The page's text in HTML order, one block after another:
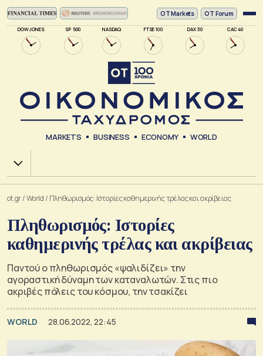
DOW JONES SP 500 NASDAQ FTSE 100 DAX 30 CAC 40
ΟΤ Markets OT Forum
MARKETS BUSINESS ECONOMY WORLD
Χ.Α.
ot.gr/World / Πληθωρισμός: Ιστορίες καθημερινής τρέλας και ακρίβειας
Πληθωρισμός: Ιστορίες
καθημερινής τρέλας και ακρίβειας
Παντού ο πληθωρισμός «ψαλιδίζει» την
αγοραστική δύναμη των καταναλωτών. Στις πιο
ακριβές πόλεις του κόσμου, την τσακίζει
WORLD 28.06.2022, 22:45